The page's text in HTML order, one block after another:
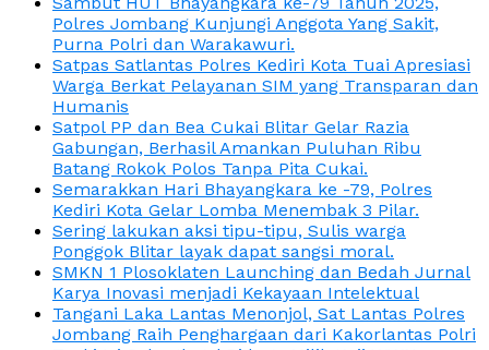
Polres Jombang Kunjungi Anggota Yang Sakit,
Purna Polri dan Warakawuri.
Satpas Satlantas Polres Kediri Kota Tuai Apresiasi
Warga Berkat Pelayanan SIM yang Transparan dan
Humanis
Satpol PP dan Bea Cukai Blitar Gelar Razia
Gabungan, Berhasil Amankan Puluhan Ribu
Batang Rokok Polos Tanpa Pita Cukai.
Semarakkan Hari Bhayangkara ke -79, Polres
Kediri Kota Gelar Lomba Menembak 3 Pilar.
Sering lakukan aksi tipu-tipu, Sulis warga
Ponggok Blitar layak dapat sangsi moral.
SMKN 1 Plosoklaten Launching dan Bedah Jurnal
Karya Inovasi menjadi Kekayaan Intelektual
Tangani Laka Lantas Menonjol, Sat Lantas Polres
Jombang Raih Penghargaan dari Kakorlantas Polri